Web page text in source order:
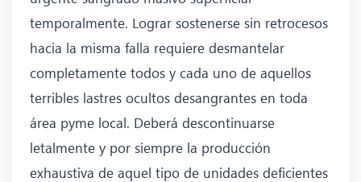
temporalmente. Lograr sostenerse sin retrocesos
hacia la misma falla requiere desmantelar
completamente todos y cada uno de aquellos
terribles lastres ocultos desangrantes en toda
área pyme local. Deberá descontinuarse
letalmente y por siempre la producción
exhaustiva de aquel tipo de unidades deficientes